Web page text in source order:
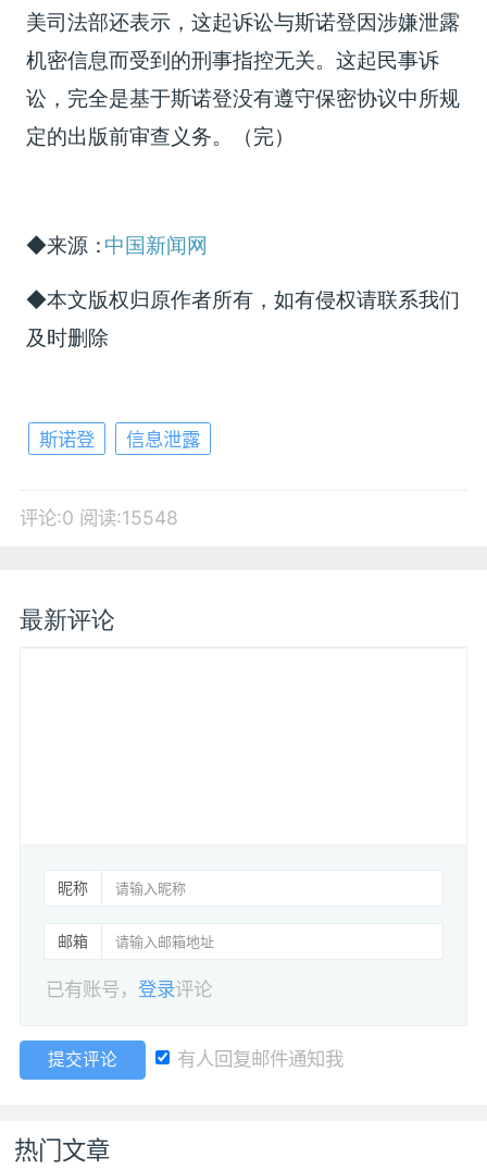
美司法部还表示，这起诉讼与斯诺登因涉嫌泄露
机密信息而受到的刑事指控无关。这起民事诉
讼，完全是基于斯诺登没有遵守保密协议中所规
定的出版前审查义务。（完）
◆来源： 中国新闻网
◆本文版权归原作者所有，如有侵权请联系我们
及时删除
斯诺登 信息泄露
评论:0 阅读:15548
最新评论
昵称
邮箱
已有账号，登录评论
提交评论 有人回复邮件通知我
热门文章